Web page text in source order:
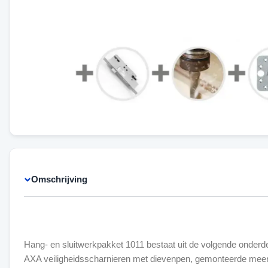
Omschrijving
Hang- en sluitwerkpakket 1011 bestaat uit de volgende
AXA veiligheidsscharnieren met dievenpen, gemonteerde